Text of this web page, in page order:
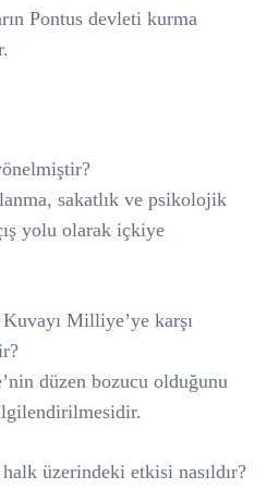
Pontus devleti kurma
sakatlık ve psikolojik
yolu olarak içkiye
Milliye’ye karşı
düzen bozucu olduğunu
üzerindeki etkisi nasıldır?